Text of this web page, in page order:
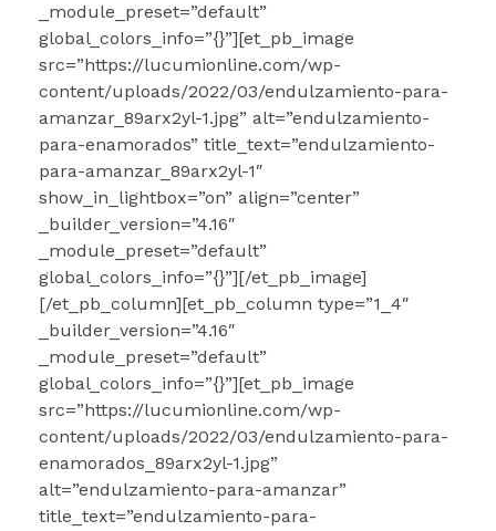
_module_preset=”default”
global_colors_info=”{}”][et_pb_image
src=”https://lucumionline.com/wp-
content/uploads/2022/03/endulzamiento-para-
amanzar_89arx2yl-1.jpg” alt=”endulzamiento-
para-enamorados” title_text=”endulzamiento-
para-amanzar_89arx2yl-1″
show_in_lightbox=”on” align=”center”
_builder_version=”4.16″
_module_preset=”default”
global_colors_info=”{}”][/et_pb_image]
[/et_pb_column][et_pb_column type=”1_4″
_builder_version=”4.16″
_module_preset=”default”
global_colors_info=”{}”][et_pb_image
src=”https://lucumionline.com/wp-
content/uploads/2022/03/endulzamiento-para-
enamorados_89arx2yl-1.jpg”
alt=”endulzamiento-para-amanzar”
title_text=”endulzamiento-para-